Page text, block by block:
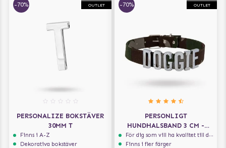
OUTLET
-70%
PERSONALIZE BOKSTÄVER
30MM T
Finns i A-Z
Dekorativa bokstäver
OUTLET
-70%
PERSONLIGT
HUNDHALSBAND 3 CM -
CAMO
För dig som vill ha kvalitet till din hund!
Finns i fler färger